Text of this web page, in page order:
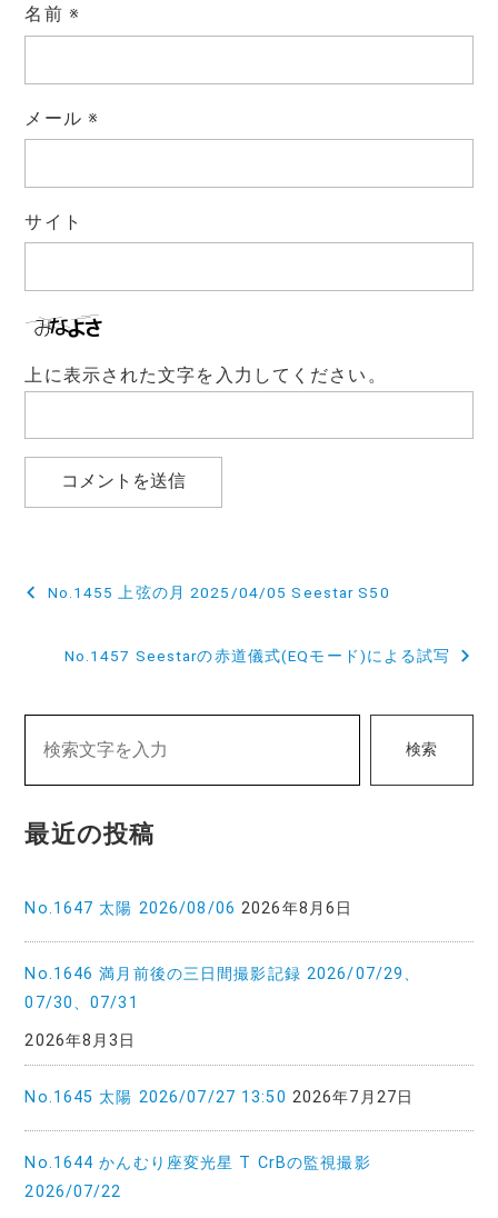
名前 ※
メール ※
サイト
上に表示された文字を入力してください。
投
ゲ
ー
シ
ン
No.1455 上弦の月 2025/04/05 Seestar S50
No.1457 Seestarの赤道儀式(EQモード)による試写
検索
最近の投稿
No.1647 太陽 2026/08/06 2026年8月6日
No.1646 満月前後の三日間撮影記録 2026/07/29、
07/30、07/31
2026年8月3日
No.1645 太陽 2026/07/27 13:50 2026年7月27日
No.1644 かんむり座変光星 T CrBの監視撮影
2026/07/22